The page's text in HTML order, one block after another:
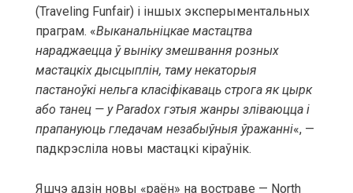
(Traveling Funfair) і іншых эксперыментальных
праграм. «Выканальніцкае мастацтва
нараджаецца ў выніку змешвання розных
мастацкіх дысцыплін, таму некаторыя
пастаноўкі нельга класіфікаваць строга як цырк
або танец — у Paradox гэтыя жанры зліваюцца і
прапануюць гледачам незабыўныя ўражанні«, —
падкрэсліла новы мастацкі кіраўнік.
Яшчэ адзін новы «раён» на востраве — North